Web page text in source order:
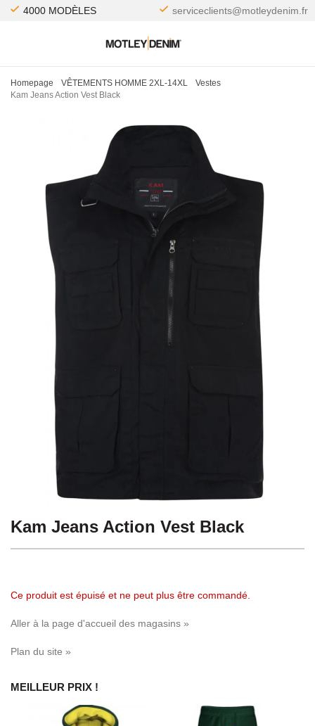
4000 MODÈLES serviceclients@motleydenim.fr
Homepage VÊTEMENTS HOMME 2XL-14XL
Vestes
Kam Jeans Action Vest Black
Kam Jeans Action Vest Black
Ce produit est épuisé et ne peut plus être commandé.
Aller à la page d'accueil des magasins »
Plan du site »
MEILLEUR PRIX !